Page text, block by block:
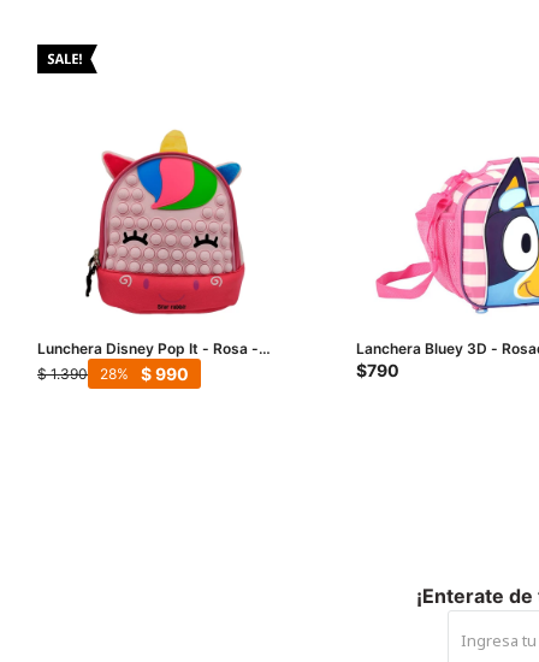
Lunchera Disney Pop It - Rosa -
Fucsia
$ 1.390 $990
28
Lanchera Bluey 3D -
$790
¡Enterate